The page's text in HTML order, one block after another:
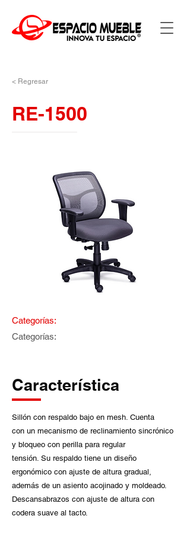
< Regresar
RE-1500
Categorías:
Categorías:
Característica
Sillón con respaldo bajo en mesh. Cuenta
con un mecanismo de reclinamiento sincrónico
y bloqueo con perilla para regular
tensión. Su respaldo tiene un diseño
ergonómico con ajuste de altura gradual,
además de un asiento acojinado y moldeado.
Descansabrazos con ajuste de altura con
codera suave al tacto.